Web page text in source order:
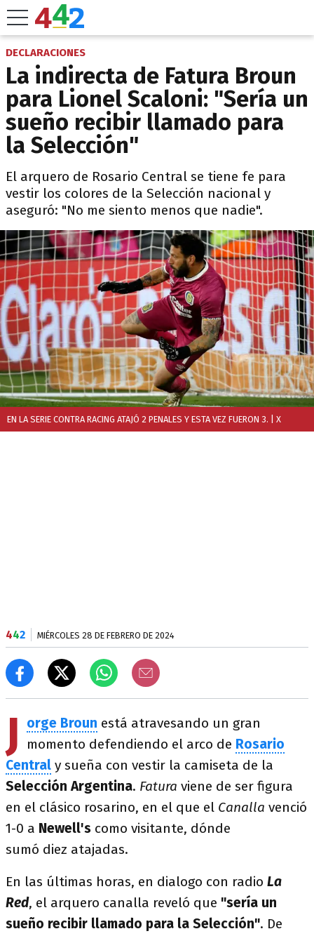
DECLARACIONES
La indirecta de Fatura Broun
para Lionel Scaloni: "Sería un
sueño recibir llamado para
la Selección"
El arquero de Rosario Central se tiene fe para
vestir los colores de la Selección nacional y
aseguró: "No me siento menos que nadie".
EN LA SERIE CONTRA RACING ATAJÓ 2 PENALES Y ESTA VEZ FUERON 3. | X
442 MIÉRCOLES 28 DE FEBRERO DE 2024
J orge Broun está atravesando un gran
momento defendiendo el arco de Rosario
Central y sueña con vestir la camiseta de la
Selección Argentina. Fatura viene de ser figura
en el clásico rosarino, en el que el Canalla venció
1-0 a Newell's como visitante, dónde
sumó diez atajadas.
En las últimas horas, en dialogo con radio La
Red, el arquero canalla reveló que "sería un
sueño recibir llamado para la Selección". De